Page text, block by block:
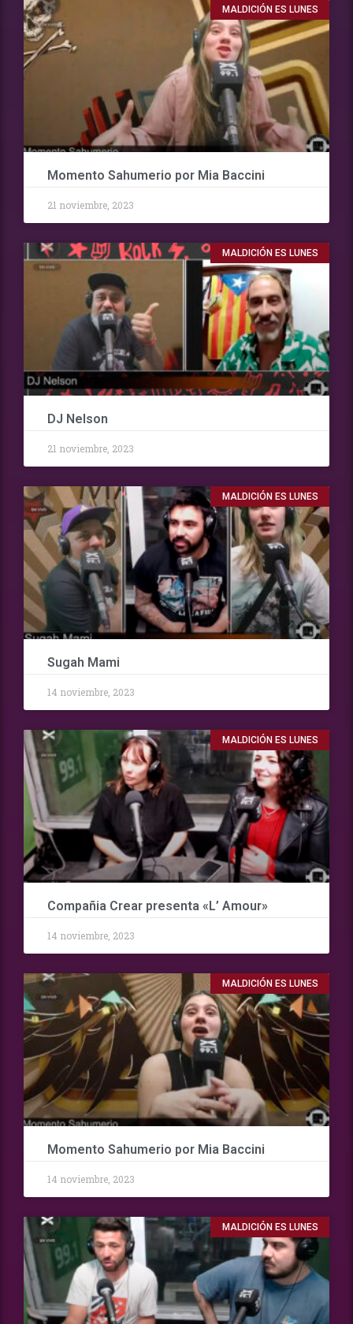
MALDICIÓN ES LUNES
Momento Sahumerio por Mia Baccini
21 noviembre, 2023
MALDICIÓN ES LUNES
DJ Nelson
21 noviembre, 2023
MALDICIÓN ES LUNES
Sugah Mami
14 noviembre, 2023
MALDICIÓN ES LUNES
Compañia Crear presenta «L’ Amour»
14 noviembre, 2023
MALDICIÓN ES LUNES
Momento Sahumerio por Mia Baccini
14 noviembre, 2023
MALDICIÓN ES LUNES